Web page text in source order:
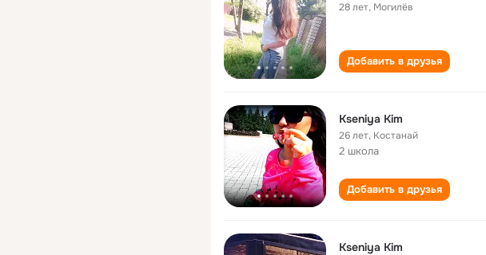
28 лет, Могилёв
Добавить в друзья
Kseniya Kim
26 лет, Костанай
2 школа
Добавить в друзья
Kseniya Kim